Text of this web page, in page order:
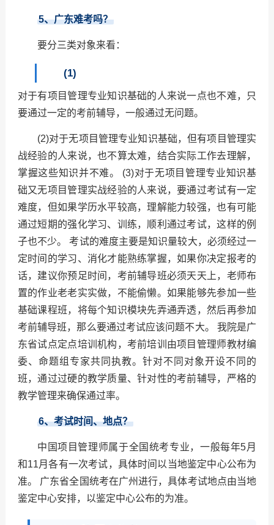
5、广东难考吗？
要分三类对象来看：
(1)
对于有项目管理专业知识基础的人来说一点也不难，只
要通过一定的考前辅导，一般通过无问题。
(2)对于无项目管理专业知识基础，但有项目管理实
战经验的人来说，也不算太难，结合实际工作去理解，
掌握这些知识并不难。 (3)对于无项目管理专业知识基
础又无项目管理实战经验的人来说，要通过考试有一定
难度，但如果学历水平较高，理解能力较强，也有可能
通过短期的强化学习、训练，顺利通过考试，这样的例
子也不少。 考试的难度主要是知识量较大，必须经过一
定时间的学习、消化才能熟练掌握，如果你决定报考的
话，建议你预足时间，考前辅导班必须天天上，老师布
置的作业老老实实做，不能偷懒。如果能够先参加一些
基础课程班，将每个知识模块先弄通弄透，然后再参加
考前辅导班，那么要通过考试应该问题不大。 我院是广
东省试点定点培训机构，考前培训由项目管理师教材编
委、命题组专家共同执教。针对不同对象开设不同的
班，通过过硬的教学质量、针对性的考前辅导，严格的
教学管理来确保通过率。
6、考试时间、地点？
中国项目管理师属于全国统考专业，一般每年5月
和11月各有一次考试，具体时间以当地鉴定中心公布为
准。 广东省全国统考在广州进行，具体考试地点由当地
鉴定中心安排，以鉴定中心公布的为准。